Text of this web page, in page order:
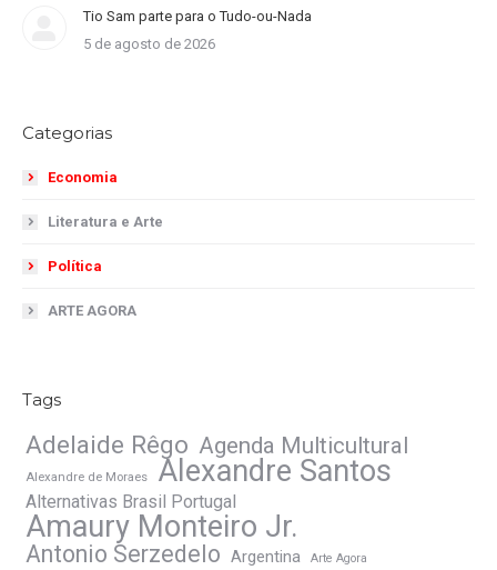
Tio Sam parte para o Tudo-ou-Nada
5 de agosto de 2026
Categorias
Economia
Literatura e Arte
Política
ARTE AGORA
Tags
Adelaide Rêgo Agenda Multicultural
Alexandre de Moraes Alexandre Santos
Alternativas Brasil Portugal
Amaury Monteiro Jr.
Antonio Serzedelo Argentina Arte Agora